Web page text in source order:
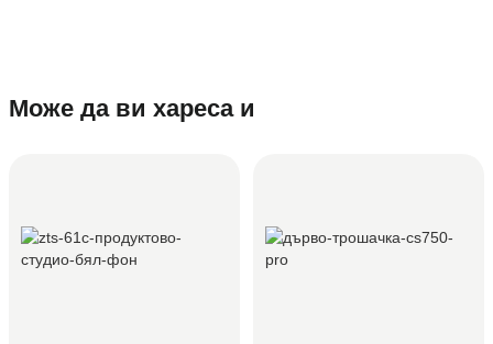
Може да ви хареса и